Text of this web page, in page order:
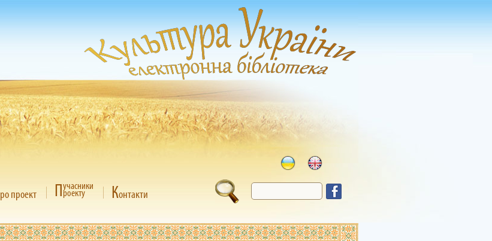
ро проект Пучасники
роекту Контакти